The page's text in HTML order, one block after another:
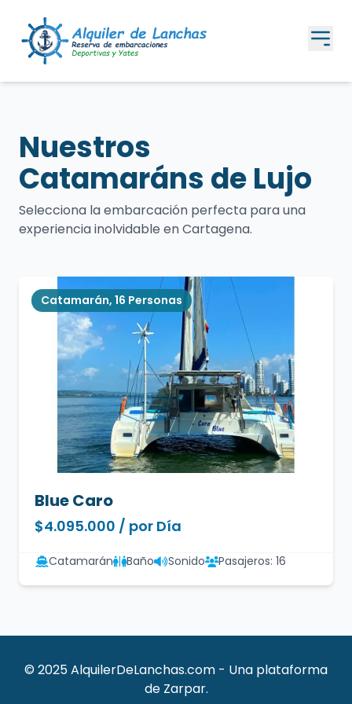
Nuestros
Catamaráns de Lujo
Selecciona la embarcación perfecta para una
experiencia inolvidable en Cartagena.
Catamarán, 16 Personas
Blue Caro
$4.095.000 / por Día
Catamarán Baño Sonido Pasajeros: 16
© 2025 AlquilerDeLanchas.com - Una plataforma
de Zarpar.